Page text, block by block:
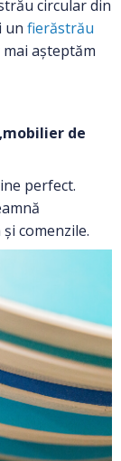
circular din
un fierăstrău
așteptăm
de
perfect.
comenzile.